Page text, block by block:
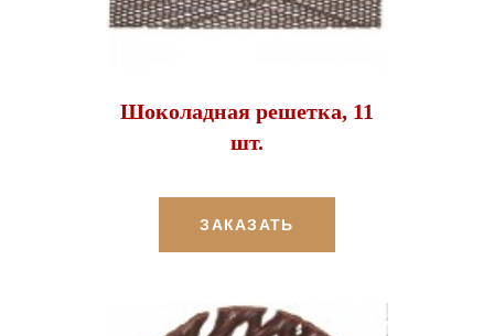
Шоколадная решетка, 11
шт.
ЗАКАЗАТЬ